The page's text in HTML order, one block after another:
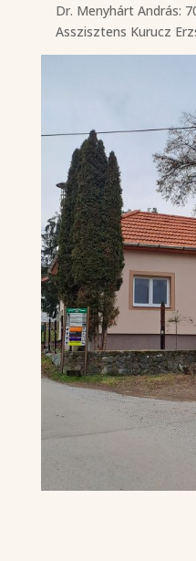
Dr. Menyhárt András:
Asszisztens Kurucz